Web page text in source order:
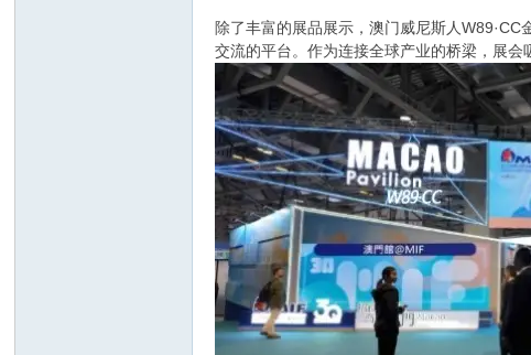
除了丰富的展品展示，澳门威尼斯人
交流的平台。作为连接全球产业的桥梁，展